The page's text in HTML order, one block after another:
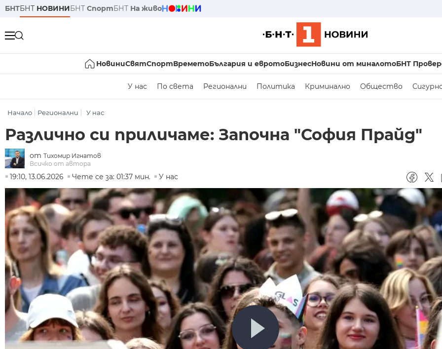
БНТБНТ НОВИНИБНТ СпортБНТ На живо
НовиниСвятСпортВреметоБългария и евротоБизнесНовини от миналотоБНТ
У нас По света Регионални Политика Криминално Общество
Начало Регионални У нас
Различно си приличаме: Започна "София Прайд"
от Тихомир Игнатов
Всичко от автора
19:10, 13.06.2026
Чете се за: 01:37 мин. У нас